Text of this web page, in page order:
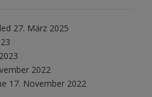
27. März 2025
2022
17. November 2022